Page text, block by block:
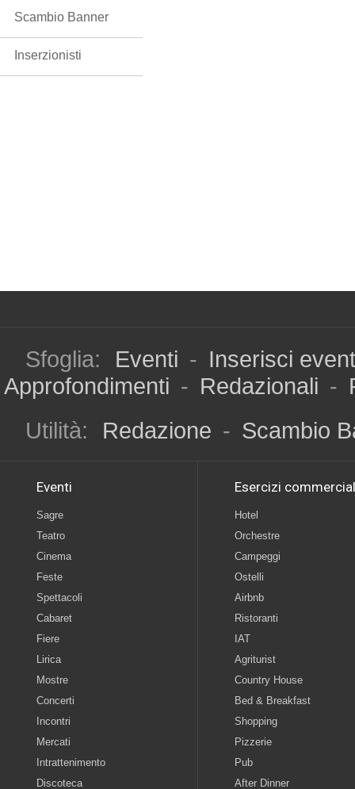
Scambio Banner
Inserzionisti
Sfoglia: Eventi - Inserisci
Approfondimenti - Redazionali -
Utilità:
Redazione - Scambio
Eventi
Sagre
Teatro
Cinema
Feste
Spettacoli
Cabaret
Fiere
Lirica
Mostre
Concerti
Incontri
Mercati
Intrattenimento
Discoteca
Esercizi
Hotel
Orchestre
Campeggi
Ostelli
Airbnb
Ristoranti
IAT
Agriturist
Country House
Bed & Breakfast
Shopping
Pizzerie
Pub
After Dinner